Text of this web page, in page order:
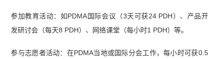
参加教育活动：如PDMA国际会议（3天可获24 PDH）、产品开
发研讨会（每天8 PDH）、网络课堂（每小时1 PDH）等。
参与志愿者活动：在PDMA当地或国际分会工作，每小时可获0.5